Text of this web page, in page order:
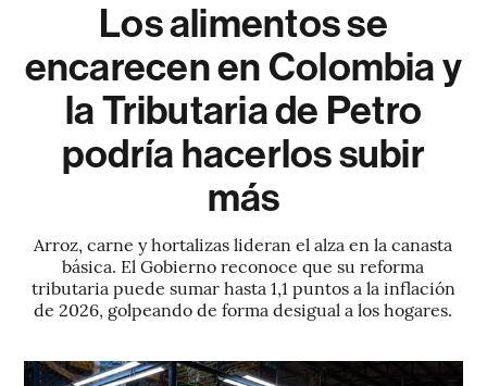
Los alimentos se
encarecen en Colombia y
la Tributaria de Petro
podría hacerlos subir
más
Arroz, carne y hortalizas lideran el alza en la canasta
básica. El Gobierno reconoce que su reforma
tributaria puede sumar hasta 1,1 puntos a la inflación
de 2026, golpeando de forma desigual a los hogares.